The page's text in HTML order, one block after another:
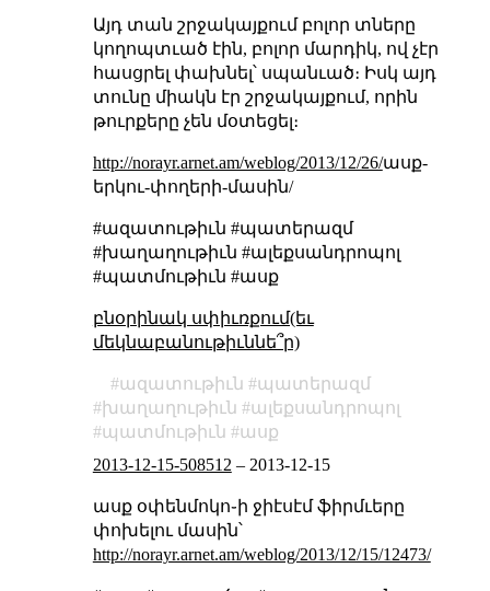
Այդ տան շրջակայքում բոլոր տները
կողոպտւած էին, բոլոր մարդիկ, ով չէր
հասցրել փախնել՝ սպանւած։ Իսկ այդ
տունը միակն էր շրջակայքում, որին
թուրքերը չեն մօտեցել։
http://norayr.arnet.am/weblog/2013/12/26/ասք-
երկու-փողերի-մասին/
#ազատութիւն #պատերազմ
#խաղաղութիւն #ալեքսանդրոպոլ
#պատմութիւն #ասք
բնօրինակ սփիւռքում(եւ
մեկնաբանութիւննե՞ր)
ազատութիւն
պատերազմ
խաղաղութիւն
ալեքսանդրոպոլ
պատմութիւն
ասք
2013-12-15-508512 – 2013-12-15
ասք օփենմոկո֊ի ջիէսէմ ֆիրմւերը
փոխելու մասին՝
http://norayr.arnet.am/weblog/2013/12/15/12473/